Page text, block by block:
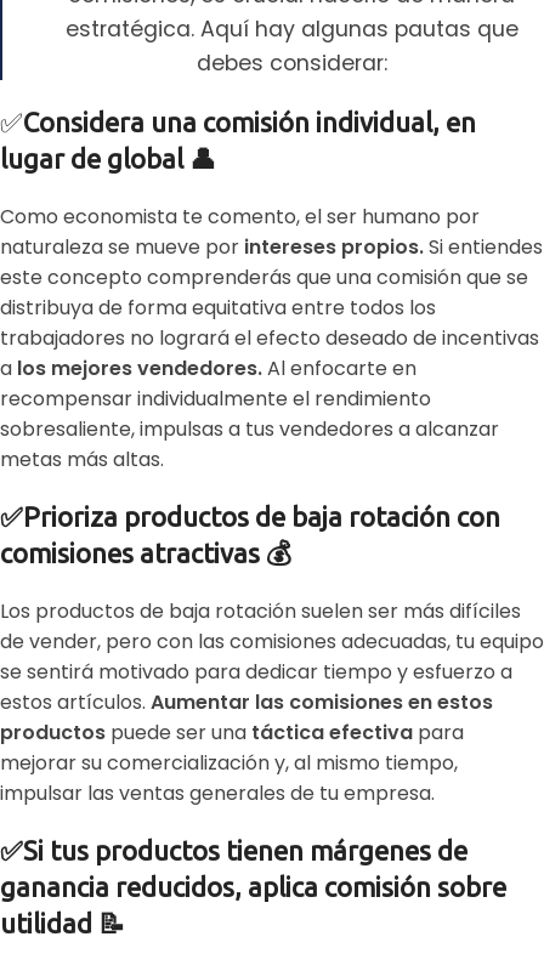
estratégica. Aquí hay algunas pautas que
debes considerar:
✅Considera una comisión individual, en
lugar de global 👤
Como economista te comento, el ser humano por
naturaleza se mueve por intereses propios.Si entiendes
este concepto comprenderás que una comisión que se
distribuya de forma equitativa entre todos los
trabajadores no logrará el efecto deseado de incentivas
a los mejores vendedores.Al enfocarte en
recompensar individualmente el rendimiento
sobresaliente, impulsas a tus vendedores a alcanzar
metas más altas.
✅Prioriza productos de baja rotación con
comisiones atractivas 💰
Los productos de baja rotación suelen ser más difíciles
de vender, pero con las comisiones adecuadas, tu equipo
se sentirá motivado para dedicar tiempo y esfuerzo a
estos artículos. Aumentar las comisiones en estos
productos puede ser una táctica efectiva para
mejorar su comercialización y, al mismo tiempo,
impulsar las ventas generales de tu empresa.
✅Si tus productos tienen márgenes de
ganancia reducidos, aplica comisión sobre
utilidad 📝